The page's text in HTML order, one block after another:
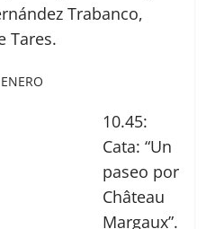
Trabanco,
Tares.
10.45:
Cata: “Un
paseo por
Château
Margaux”.